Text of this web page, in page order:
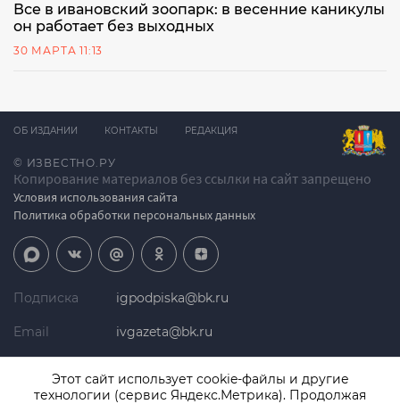
Все в ивановский зоопарк: в весенние каникулы
он работает без выходных
30 МАРТА 11:13
© ИЗВЕСТНО.РУ
Копирование материалов без ссылки на сайт запрещено
Условия использования сайта
Политика обработки персональных данных
ОБ ИЗДАНИИ КОНТАКТЫ РЕДАКЦИЯ
Подписка igpodpiska@bk.ru
Email ivgazeta@bk.ru
Телефон +7 (4932) 41-94-81
Этот сайт использует cookie-файлы и другие
технологии (сервис Яндекс.Метрика). Продолжая